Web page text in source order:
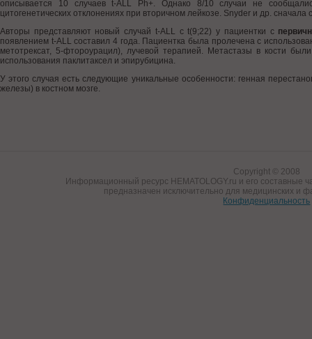
описывается 10 случаев t-ALL Ph+. Однако 8/10 случаи не
цитогенетических отклонениях при вторичном лейкозе. Snyder и др.
Авторы представляют новый случай t-ALL с t(9;22) у пациентки с
появлением t-ALL составил 4 года. Пациентка была пролечена с
метотрексат, 5-фтороурацил), лучевой терапией. Метастазы в кости
использования паклитаксел и эпирубицина.
У этого случая есть следующие уникальные особенности: генная
железы) в костном мозге.
Copyright © 2008
Информационный ресурс HEMATOLOGY.ru и его составные
предназначен исключительно для медицинских и
Конфиденциальность